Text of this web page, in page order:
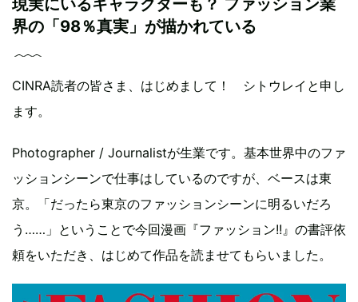
界の「98％真実」が描かれている
CINRA読者の皆さま、はじめまして！ シトウレイと申し
ます。
Photographer / Journalistが生業です。基本世界中のファ
ッションシーンで仕事はしているのですが、ベースは東
京。「だったら東京のファッションシーンに明るいだろ
う……」ということで今回漫画『ファッション!!』の書評依
頼をいただき、はじめて作品を読ませてもらいました。